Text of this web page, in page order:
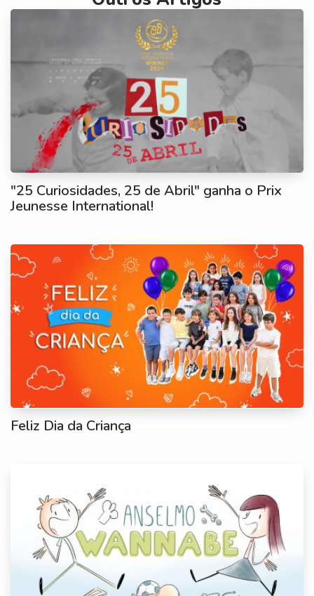
"25 Curiosidades, 25 de Abril" ganha o Prix
Jeunesse International!
Feliz Dia da Criança